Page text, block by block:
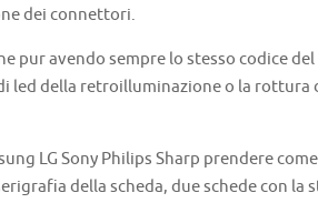
dei connettori.
pur avendo sempre lo stesso codice
led della retroilluminazione o la rottura
LG Sony Philips Sharp prendere
della scheda, due schede con